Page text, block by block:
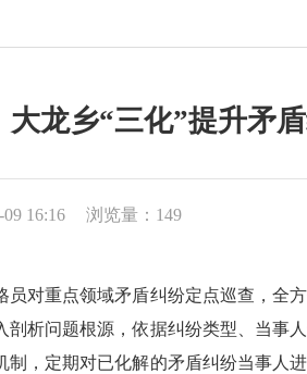
大龙乡“三化”提升矛
16:16 浏览量：149
员对重点领域矛盾纠纷定点巡查，全
剖析问题根源，依据纠纷类型、当事
制，定期对已化解的矛盾纠纷当事人